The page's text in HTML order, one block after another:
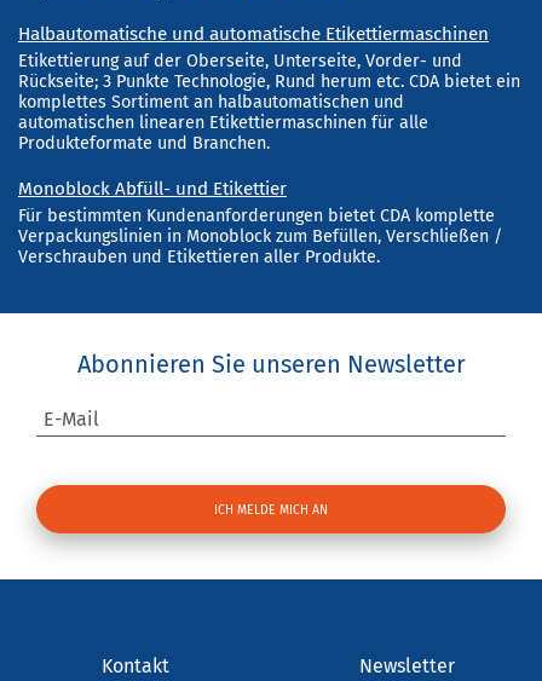
Halbautomatische und automatische Etikettiermaschinen
Etikettierung auf der Oberseite, Unterseite, Vorder- und
Rückseite; 3 Punkte Technologie, Rund herum etc. CDA bietet ein
komplettes Sortiment an halbautomatischen und
automatischen linearen Etikettiermaschinen für alle
Produkteformate und Branchen.
Monoblock Abfüll- und Etikettier
Für bestimmten Kundenanforderungen bietet CDA komplette
Verpackungslinien in Monoblock zum Befüllen, Verschließen /
Verschrauben und Etikettieren aller Produkte.
Abonnieren Sie unseren Newsletter
E-Mail
Kontakt Newsletter